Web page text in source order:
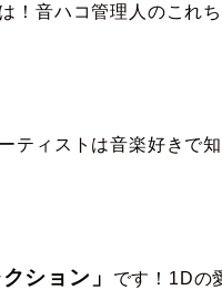
！音ハコ管理人のこれち
ティストは音楽好きで
ション」 です！1Dの